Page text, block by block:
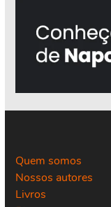
Quem somos
Nossos autores
Livros